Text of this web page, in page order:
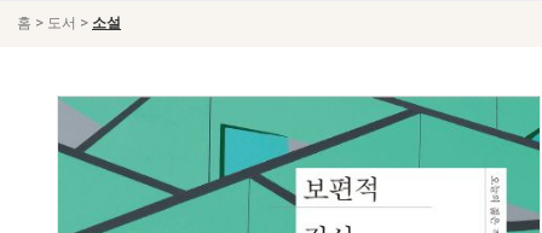
홈 > 도서 > 소설